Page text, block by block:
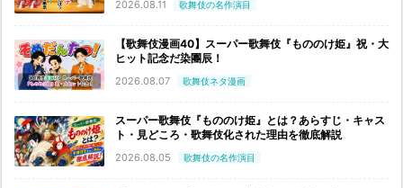
2026.08.11 歌舞伎の名作演目
【歌舞伎漫画40】スーパー歌舞伎『もののけ姫』祝・大
ヒット記念だ染團辰！
2026.08.07 歌舞伎ネタ漫画
スーパー歌舞伎『もののけ姫』とは？あらすじ・キャス
ト・見どころ・歌舞伎化された理由を徹底解説
2026.08.05 歌舞伎の名作演目